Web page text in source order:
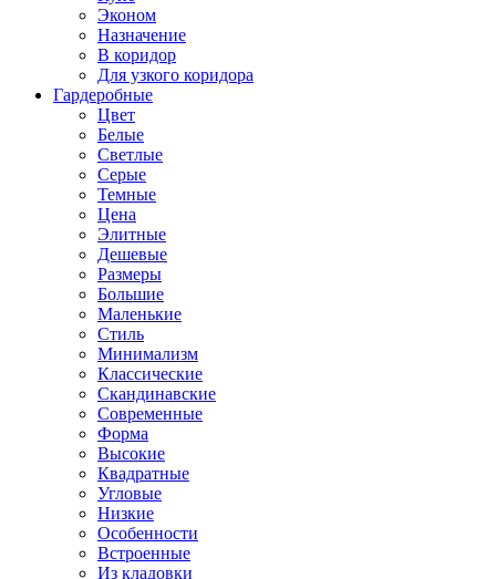
Эконом
Назначение
В коридор
Для узкого коридора
Гардеробные
Цвет
Белые
Светлые
Серые
Темные
Цена
Элитные
Дешевые
Размеры
Большие
Маленькие
Стиль
Минимализм
Классические
Скандинавские
Современные
Форма
Высокие
Квадратные
Угловые
Низкие
Особенности
Встроенные
Из кладовки